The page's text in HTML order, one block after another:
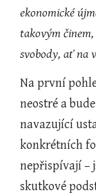
ekonomické
takovým
svobody, ať na
Na první
neostré a
navazující
konkrétních
nepřispívají –
skutkové